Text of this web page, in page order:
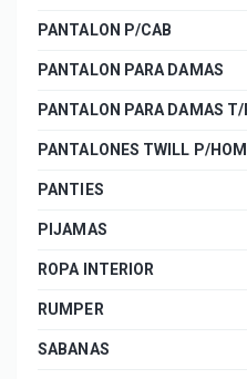
PANTALON P/CAB
PANTALON PARA DAMAS
PANTALON PARA DAMAS
PANTALONES TWILL P/
PANTIES
PIJAMAS
ROPA INTERIOR
RUMPER
SABANAS